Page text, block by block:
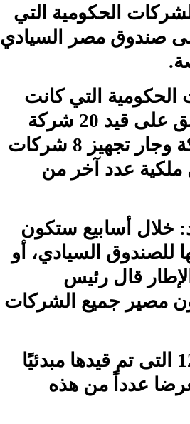
الحكومية التي
صندوق مصر السيادي
التي كانت
تتبع في السابق قطاع الاعمال، وتم التوافق على قيد 20 شركة
منها في البورصة، وبالفعل تم قيد 12 شركة وجار تجهيز 8 شركات
ملكية عدد آخر من
خلال أسابيع ستكون
للصندوق السيادي، أو
قال رئيس
أن يكون مصير جميع الشركات
وقال الدكتور هاشم السيد: الشركات الـ 12 التى تم قيدها مبدئيًا
عدداً من هذه